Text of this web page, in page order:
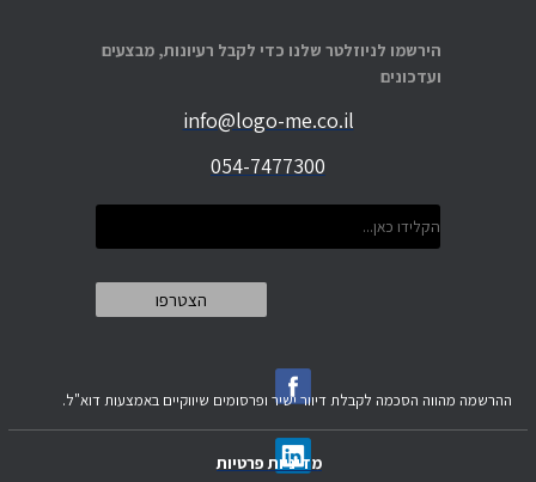
הירשמו לניוזלטר שלנו כדי לקבל רעיונות, מבצעים
ועדכונים
info@logo-me.co.il
054-7477300
מדיניות פרטיות
ההרשמה מהווה הסכמה לקבלת דיוור ישיר ופרסומים שיווקיים באמצעות דוא"ל.